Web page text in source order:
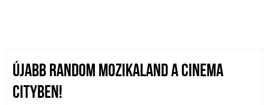
ÚJABB RANDOM MOZIKALAND A CINEMA
CITYBEN!